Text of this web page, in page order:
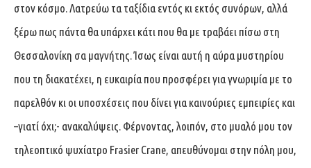
στον κόσμο. Λατρεύω τα ταξίδια εντός κι εκτός συνόρων, αλλά
ξέρω πως πάντα θα υπάρχει κάτι που θα με τραβάει πίσω στη
Θεσσαλονίκη σα μαγνήτης. Ίσως είναι αυτή η αύρα μυστηρίου
που τη διακατέχει, η ευκαιρία που προσφέρει για γνωριμία με το
παρελθόν κι οι υποσχέσεις που δίνει για καινούριες εμπειρίες και
–γιατί όχι;- ανακαλύψεις. Φέρνοντας, λοιπόν, στο μυαλό μου τον
τηλεοπτικό ψυχίατρο Frasier Crane, απευθύνομαι στην πόλη μου,